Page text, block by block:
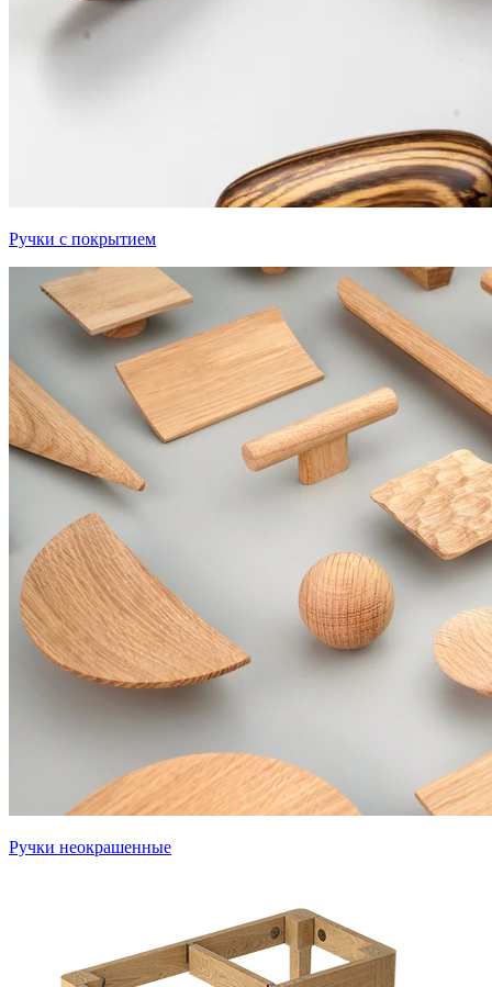
Ручки с покрытием
Ручки неокрашенные